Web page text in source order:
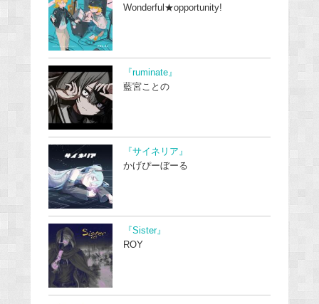
Wonderful★opportunity!
『ruminate』
藍宮ことの
『サイネリア』
かげぴーぼーる
『Sister』
ROY